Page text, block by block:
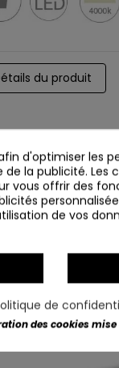
du produit
d'optimiser les
la publicité. Les
vous offrir des
de vos
de
des cookies mise